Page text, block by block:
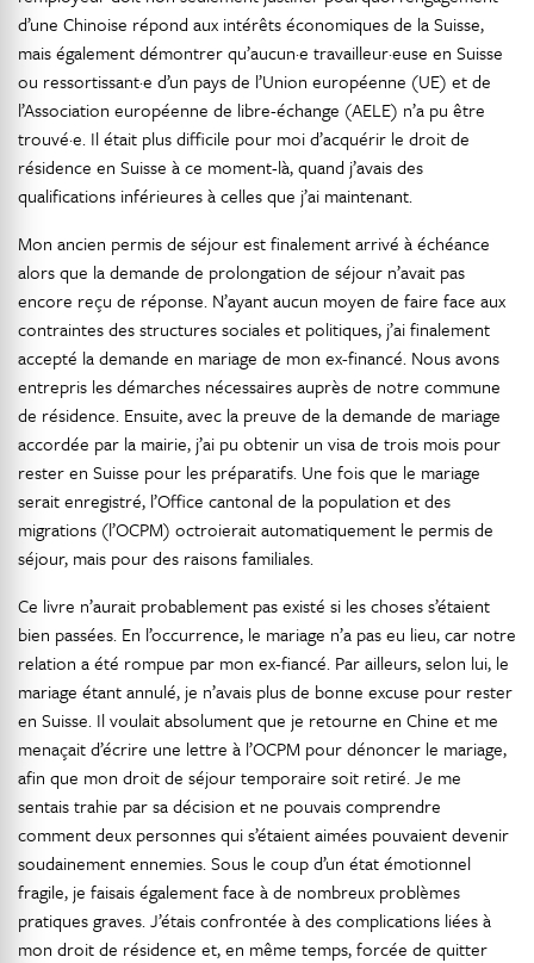
d’une Chinoise répond aux intérêts économiques de la Suisse,
mais également démontrer qu’aucun·e travailleur·euse en Suisse
ou ressortissant·e d’un pays de l’Union européenne (UE) et de
l’Association européenne de libre-échange (AELE) n’a pu être
trouvé·e. Il était plus difficile pour moi d’acquérir le droit de
résidence en Suisse à ce moment-là, quand j’avais des
qualifications inférieures à celles que j’ai maintenant.
Mon ancien permis de séjour est finalement arrivé à échéance
alors que la demande de prolongation de séjour n’avait pas
encore reçu de réponse. N’ayant aucun moyen de faire face aux
contraintes des structures sociales et politiques, j’ai finalement
accepté la demande en mariage de mon ex-financé. Nous avons
entrepris les démarches nécessaires auprès de notre commune
de résidence. Ensuite, avec la preuve de la demande de mariage
accordée par la mairie, j’ai pu obtenir un visa de trois mois pour
rester en Suisse pour les préparatifs. Une fois que le mariage
serait enregistré, l’Office cantonal de la population et des
migrations (l’OCPM) octroierait automatiquement le permis de
séjour, mais pour des raisons familiales.
Ce livre n’aurait probablement pas existé si les choses s’étaient
bien passées. En l’occurrence, le mariage n’a pas eu lieu, car notre
relation a été rompue par mon ex-fiancé. Par ailleurs, selon lui, le
mariage étant annulé, je n’avais plus de bonne excuse pour rester
en Suisse. Il voulait absolument que je retourne en Chine et me
menaçait d’écrire une lettre à l’OCPM pour dénoncer le mariage,
afin que mon droit de séjour temporaire soit retiré. Je me
sentais trahie par sa décision et ne pouvais comprendre
comment deux personnes qui s’étaient aimées pouvaient devenir
soudainement ennemies. Sous le coup d’un état émotionnel
fragile, je faisais également face à de nombreux problèmes
pratiques graves. J’étais confrontée à des complications liées à
mon droit de résidence et, en même temps, forcée de quitter